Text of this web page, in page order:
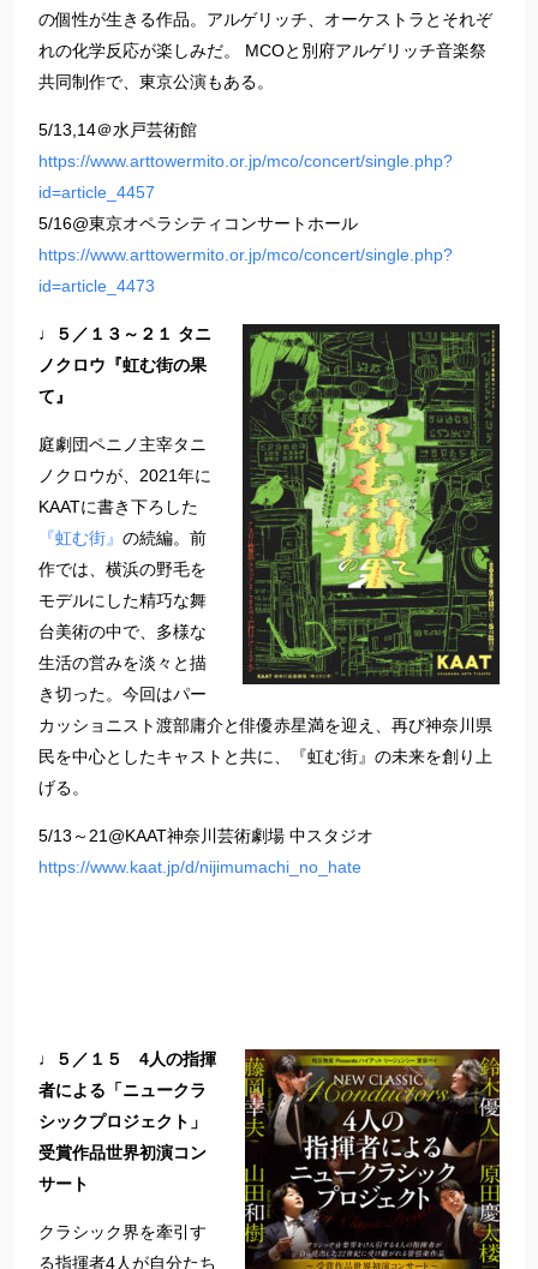
の個性が生きる作品。アルゲリッチ、オーケストラとそれぞ
れの化学反応が楽しみだ。 MCOと別府アルゲリッチ音楽祭
共同制作で、東京公演もある。
5/13,14＠水戸芸術館
https://www.arttowermito.or.jp/mco/concert/single.php?
id=article_4457
5/16@東京オペラシティコンサートホール
https://www.arttowermito.or.jp/mco/concert/single.php?
id=article_4473
♩５／１３～２１ タニ
ノクロウ『虹む街の果
て』
庭劇団ペニノ主宰タニ
ノクロウが、2021年に
KAATに書き下ろした
『虹む街』 の続編。前
作では、横浜の野毛を
モデルにした精巧な舞
台美術の中で、多様な
生活の営みを淡々と描
き切った。今回はパー
カッショニスト渡部庸介と俳優赤星満を迎え、再び神奈川県
民を中心としたキャストと共に、『虹む街』の未来を創り上
げる。
5/13～21@KAAT神奈川芸術劇場 中スタジオ
https://www.kaat.jp/d/nijimumachi_no_hate
♩５／１５ 4人の指揮
者による「ニュークラ
シックプロジェクト」
受賞作品世界初演コン
サート
クラシック界を牽引す
る指揮者4人が自分たち